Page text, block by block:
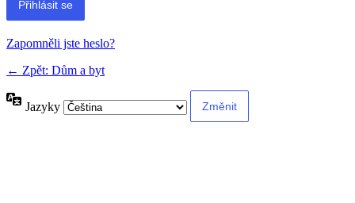
Alternative:
Zapomněli jste heslo?
← Zpět: Dům a byt
Jazyky